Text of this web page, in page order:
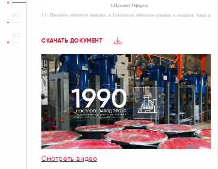
02
03
СКАЧАТЬ ДОКУМЕНТ
Смотреть видео